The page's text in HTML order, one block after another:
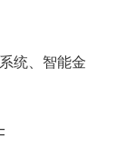
统、智能金